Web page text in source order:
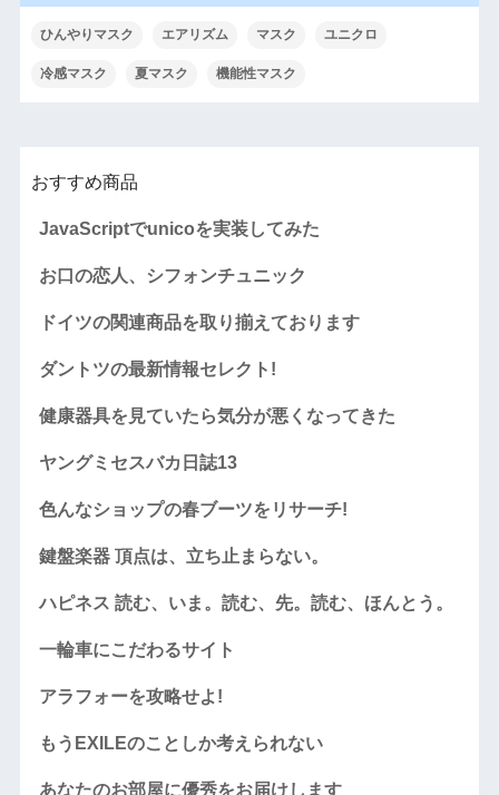
ひんやりマスク エアリズム マスク ユニクロ
冷感マスク 夏マスク 機能性マスク
おすすめ商品
JavaScriptでunicoを実装してみた
お口の恋人、シフォンチュニック
ドイツの関連商品を取り揃えております
ダントツの最新情報セレクト!
健康器具を見ていたら気分が悪くなってきた
ヤングミセスバカ日誌13
色んなショップの春ブーツをリサーチ!
鍵盤楽器 頂点は、立ち止まらない。
ハピネス 読む、いま。読む、先。読む、ほんとう。
一輪車にこだわるサイト
アラフォーを攻略せよ!
もうEXILEのことしか考えられない
あなたのお部屋に優秀をお届けします